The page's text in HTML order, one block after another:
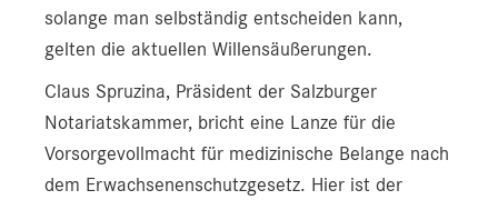
solange man selbständig entscheiden kann,
gelten die aktuellen Willensäußerungen.
Claus Spruzina, Präsident der Salzburger
Notariatskammer, bricht eine Lanze für die
Vorsorgevollmacht für medizinische Belange nach
dem Erwachsenenschutzgesetz. Hier ist der